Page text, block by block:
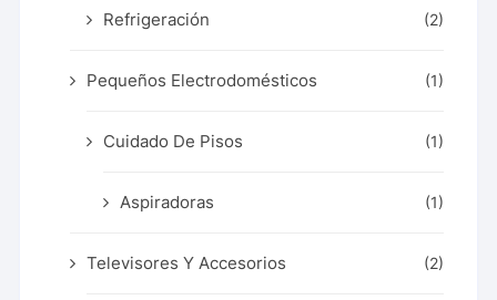
Refrigeración (2)
Pequeños Electrodomésticos (1)
Cuidado De Pisos (1)
Aspiradoras (1)
Televisores Y Accesorios (2)